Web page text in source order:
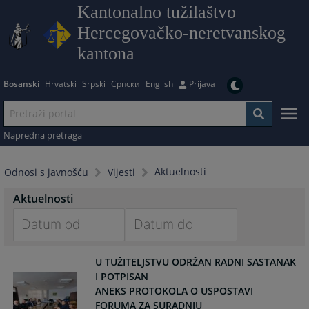
Kantonalno tužilaštvo
Hercegovačko-neretvanskog
kantona
Bosanski Hrvatski Srpski Српски English Prijava
Napredna pretraga
Odnosi s javnošću Vijesti Aktuelnosti
Aktuelnosti
interact
forward
to
interact
U TUŽITELJSTVU ODRŽAN RADNI SASTANAK
I POTPISAN
ANEKS PROTOKOLA O USPOSTAVI
FORUMA ZA SURADNJU